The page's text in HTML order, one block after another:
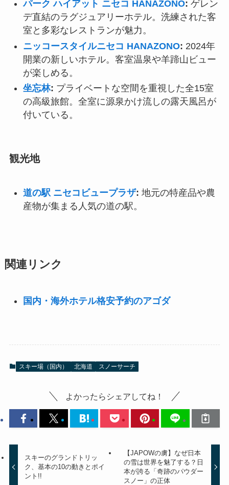
パーク ハイアット ニセコ HANAZONO: ゲレン
デ直結のラグジュアリーホテル。洗練された客
室と多彩なレストランが魅力。
ニッコースタイルニセコ HANAZONO: 2024年
開業の新しいホテル。客室温泉や羊蹄山ビュー
が楽しめる。
坐忘林: プライベートな空間を重視した全15室
の高級旅館。全室に源泉かけ流しの露天風呂が
付いている。
観光地
道の駅 ニセコビュープラザ: 地元の特産品や農
産物が集まる人気の道の駅。
関連リンク
国内・海外ホテル格安予約のアゴダ
スキー場（国内） 北海道 スノーサーチ
よかったらシェアしてね！
スキーのグランドトリッ
ク、基本の10の動きとポイ
ント!!
【JAPOWの虜】なぜ日本
の雪は世界を魅了する？日
本が誇る「奇跡のパウダー
スノー」の正体